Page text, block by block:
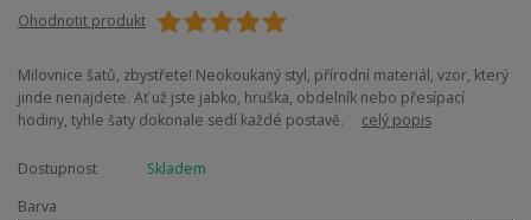
Ohodnotit produkt
Milovnice šatů, zbystřete! Neokoukaný styl, přírodní materiál, vzor, který
jinde nenajdete. Ať už jste jabko, hruška, obdelník nebo přesípací
hodiny, tyhle šaty dokonale sedí každé postavě. celý popis
Dostupnost
Skladem
Barva